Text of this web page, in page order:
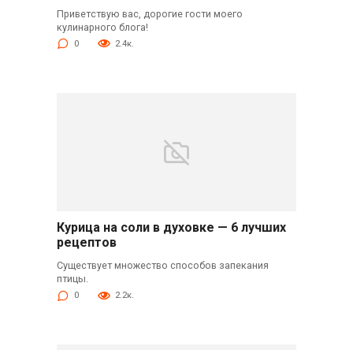
Приветствую вас, дорогие гости моего
кулинарного блога!
0 2.4к.
Курица на соли в духовке — 6 лучших
рецептов
Существует множество способов запекания
птицы.
0 2.2к.